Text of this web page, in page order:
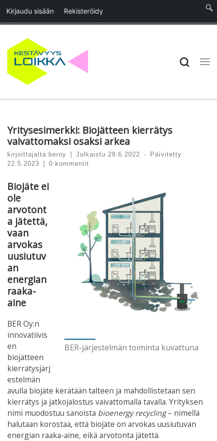
Kirjaudu sisään Rekisteröidy
Skip to content
Yritysesimerkki: Biojätteen kierrätys
vaivattomaksi osaksi arkea
kirjoittajalta beroy Julkaistu29.6.2022 -
Päivitetty
22.5.2023
0 kommentit
BER-järjestelmän toiminta kuvattuna
Biojäte ei
ole
arvotont
a jätettä,
vaan
arvokas
uusiutuv
an
energian
raaka-
aine
BER Oy:n
innovatiivis
en
biojätteen
kierrätysjärj
estelmän
avulla biojäte kerätään talteen ja mahdollistetaan sen
kierrätys ja jatkojalostus vaivattomalla tavalla. Yrityksen
nimi muodostuu sanoista bioenergy recycling– nimellä
halutaan korostaa, että biojäte on arvokas uusiutuvan
energian raaka-aine, eikä arvotonta jätettä.